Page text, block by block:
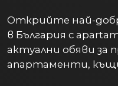
Открийте най-
в България с
актуални обяви за
апартаменти,